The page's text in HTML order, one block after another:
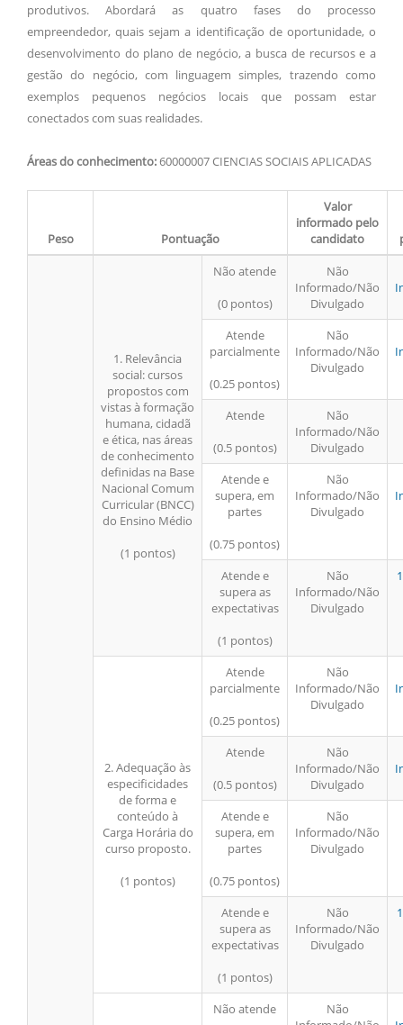
produtivos. Abordará as quatro fases do processo
empreendedor, quais sejam a identificação de oportunidade, o
desenvolvimento do plano de negócio, a busca de recursos e a
gestão do negócio, com linguagem simples, trazendo como
exemplos pequenos negócios locais que possam estar
conectados com suas realidades.
Áreas do conhecimento:60000007 CIENCIAS SOCIAIS APLICADAS
Peso Pontuação
Valor
informado pelo
candidato
1. Relevância
social: cursos
propostos com
vistas à formação
humana, cidadã
e ética, nas áreas
de conhecimento
definidas na Base
Nacional Comum
Curricular (BNCC)
do Ensino Médio
(1 pontos)
Não atende
(0 pontos)
Não
Informado/Não
Divulgado
Atende
parcialmente
(0.25 pontos)
Não
Informado/Não
Divulgado
Atende
(0.5 pontos)
Não
Informado/Não
Divulgado
Atende e
supera, em
partes
(0.75 pontos)
Não
Informado/Não
Divulgado
Atende e
supera as
expectativas
(1 pontos)
Não
Informado/Não
Divulgado
2. Adequação às
especificidades
de forma e
conteúdo à
Carga Horária do
curso proposto.
(1 pontos)
Atende
parcialmente
(0.25 pontos)
Não
Informado/Não
Divulgado
Atende
(0.5 pontos)
Não
Informado/Não
Divulgado
Atende e
supera, em
partes
(0.75 pontos)
Não
Informado/Não
Divulgado
Atende e
supera as
expectativas
(1 pontos)
Não
Informado/Não
Divulgado
Não atende
Não